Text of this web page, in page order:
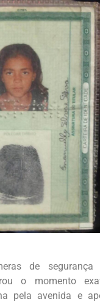
de
o momento
pela avenida e